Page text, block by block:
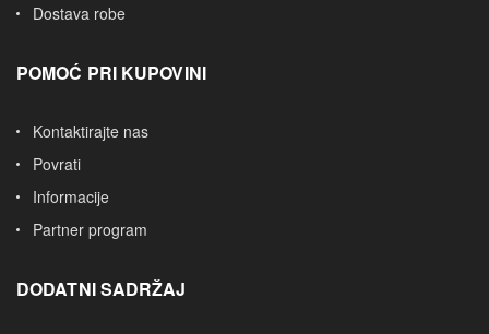
Dostava robe
POMOĆ PRI KUPOVINI
Kontaktirajte nas
Povrati
Informacije
Partner program
DODATNI SADRŽAJ